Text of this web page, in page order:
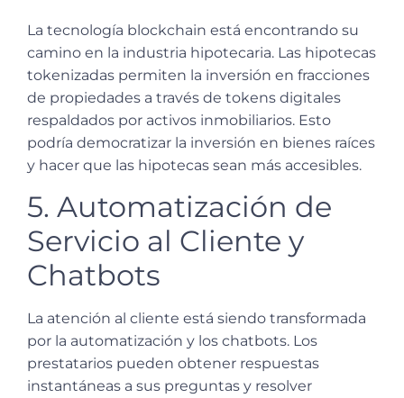
La tecnología blockchain está encontrando su
camino en la industria hipotecaria. Las hipotecas
tokenizadas permiten la inversión en fracciones
de propiedades a través de tokens digitales
respaldados por activos inmobiliarios. Esto
podría democratizar la inversión en bienes raíces
y hacer que las hipotecas sean más accesibles.
5. Automatización de
Servicio al Cliente y
Chatbots
La atención al cliente está siendo transformada
por la automatización y los chatbots. Los
prestatarios pueden obtener respuestas
instantáneas a sus preguntas y resolver